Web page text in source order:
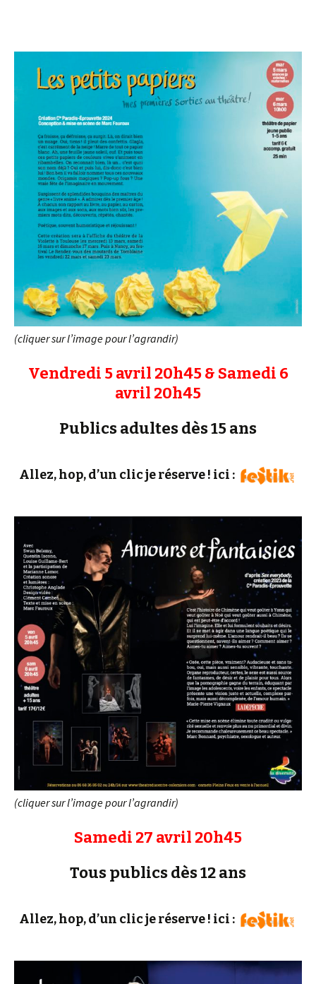
(cliquer sur l’image pour l’agrandir)
Vendredi 5 avril 20h45 & Samedi 6
avril 20h45
Publics adultes dès 15 ans
Allez, hop, d’un clic je réserve ! ici :
(cliquer sur l’image pour l’agrandir)
Samedi 27 avril 20h45
Tous publics dès 12 ans
Allez, hop, d’un clic je réserve ! ici :